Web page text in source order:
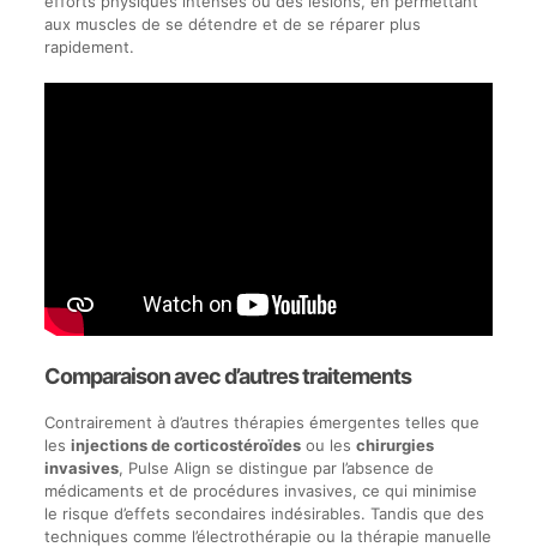
aux muscles de se détendre et de se réparer plus
rapidement.
Comparaison avec d’autres traitements
Contrairement à d’autres thérapies émergentes telles que
les injections de corticostéroïdesou les chirurgies
invasives, Pulse Align se distingue par l’absence de
médicaments et de procédures invasives, ce qui minimise
le risque d’effets secondaires indésirables. Tandis que des
techniques comme l’électrothérapie ou la thérapie manuelle